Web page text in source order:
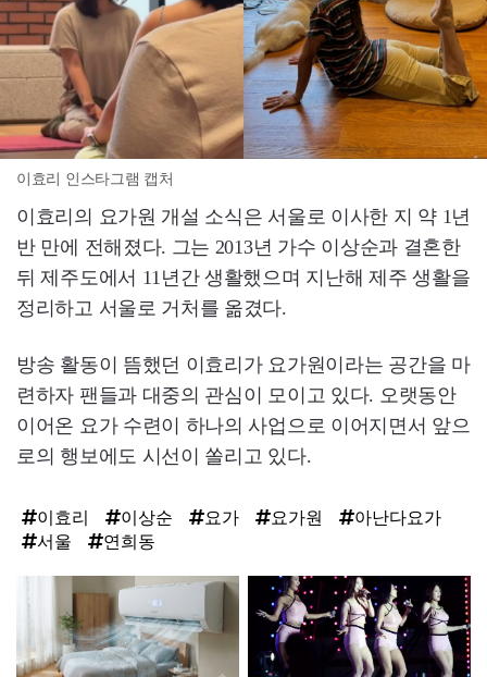
이효리 인스타그램 캡처
이효리의 요가원 개설 소식은 서울로 이사한 지 약 1년
반 만에 전해졌다. 그는 2013년 가수 이상순과 결혼한
뒤 제주도에서 11년간 생활했으며 지난해 제주 생활을
정리하고 서울로 거처를 옮겼다.
방송 활동이 뜸했던 이효리가 요가원이라는 공간을 마
련하자 팬들과 대중의 관심이 모이고 있다. 오랫동안
이어온 요가 수련이 하나의 사업으로 이어지면서 앞으
로의 행보에도 시선이 쏠리고 있다.
이효리 이상순 요가 요가원
아난다요가
서울
연희동
라